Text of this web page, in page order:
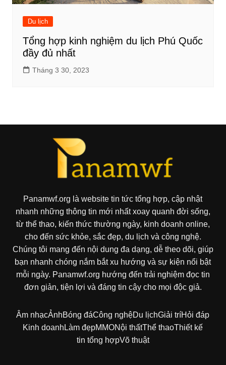
Du lịch
Tổng hợp kinh nghiệm du lịch Phú Quốc
đầy đủ nhất
Tháng 3 30, 2023
Panamwf.org là website tin tức tổng hợp, cập nhật
nhanh những thông tin mới nhất xoay quanh đời sống,
từ thể thao, kiến thức thường ngày, kinh doanh online,
cho đến sức khỏe, sắc đẹp, du lịch và công nghệ.
Chúng tôi mang đến nội dung đa dạng, dễ theo dõi, giúp
bạn nhanh chóng nắm bắt xu hướng và sự kiện nổi bật
mỗi ngày. Panamwf.org hướng đến trải nghiệm đọc tin
đơn giản, tiện lợi và đáng tin cậy cho mọi độc giả.
Âm nhạcẢnhBóng đáCông nghệDu lịchGiải tríHỏi đáp
Kinh doanh Làm đẹpMMONội thấtThể thaoThiết kế
tin tổng hợpVõ thuật